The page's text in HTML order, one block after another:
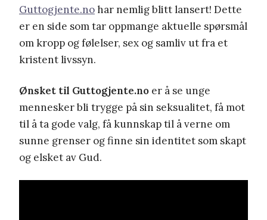
Guttogjente.nohar nemlig blitt lansert! Dette
er en side som tar oppmange aktuelle spørsmål
om kropp og følelser, sex og samliv ut fra et
kristent livssyn.
Ønsket til Guttogjente.no er å se unge
mennesker bli trygge på sin seksualitet, få mot
til å ta gode valg, få kunnskap til å verne om
sunne grenser og finne sin identitet som skapt
og elsket av Gud.